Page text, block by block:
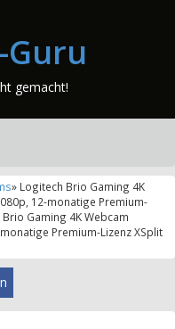
Guru
gemacht!
» Logitech Brio Gaming 4K
12-monatige Premium-
Gaming 4K Webcam
Premium-Lizenz XSplit